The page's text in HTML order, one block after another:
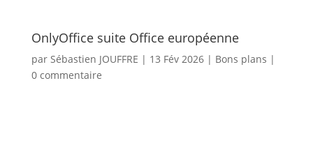
OnlyOffice suite Office européenne
par Sébastien JOUFFRE | 13 Fév 2026| Bons plans |
0 commentaire